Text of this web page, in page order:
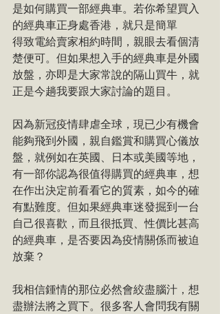
是如何購買一部經典車。若你希望買入
的經典車正身處香港，就只是簡單
得致電給賣家相約時間，親眼去看個清
楚便可。但如果想入手的經典車是外國
放盤，亦即是大家常說的隔山買牛，就
正是今趟我要跟大家討論的題目。
因為新冠疫情肆虐全球，現已少有機會
能夠飛到外國，親自鑑賞和購買心儀放
盤，就例如在英國、日本或美國等地，
有一部你認為很值得購買的經典車，想
在作出決定前看看它的質素，如今的確
有點難度。但如果經典車迷發掘到一台
自己很喜歡，而且很抵買、性價比甚高
的經典車，是否要因為疫情關係而被迫
放棄？
我相信鍾情的那位必然會絞盡腦汁，想
盡辦法將之買下。很多客人會問我有關